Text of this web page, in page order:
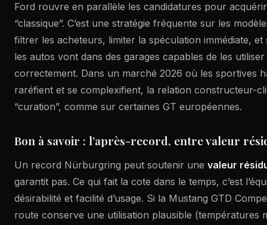
Ford rouvre en parallèle les candidatures pour
“classique”. C’est une stratégie fréquente sur les
filtrer les acheteurs, limiter la spéculation immédiate, et
les autos vont dans des garages capables de les
correctement. Dans un marché 2026 où les sportives
raréfient et se complexifient, la relation constructeur-
“curation”, comme sur certaines GT européennes.
Bon à savoir : l’après-record, entre valeur
Un record Nürburgring peut soutenir une valeur
garantit pas. Ce qui fait la cote dans le temps, c’est
désirabilité et facilité d’usage. Si la Mustang GTD
route conserve une utilisation plausible (températures